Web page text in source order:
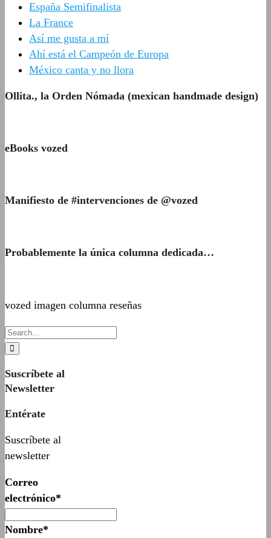
España Semifinalista
La France
Así me gusta a mí
Ahí está el Campeón de Europa
México canta y no llora
Ollita., la Orden Nómada (mexican handmade design)
eBooks vozed
Manifiesto de #intervenciones de @vozed
Probablemente la única columna dedicada…
vozed imagen columna reseñas
Suscríbete al
Newsletter
Entérate
Suscríbete al
newsletter
Correo
electrónico*
Nombre*